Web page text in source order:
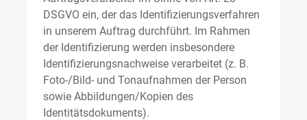
DSGVO ein, der das Identifizierungsverfahren
in unserem Auftrag durchführt. Im Rahmen
der Identifizierung werden insbesondere
Identifizierungsnachweise verarbeitet (z. B.
Foto-/Bild- und Tonaufnahmen der Person
sowie Abbildungen/Kopien des
Identitätsdokuments).